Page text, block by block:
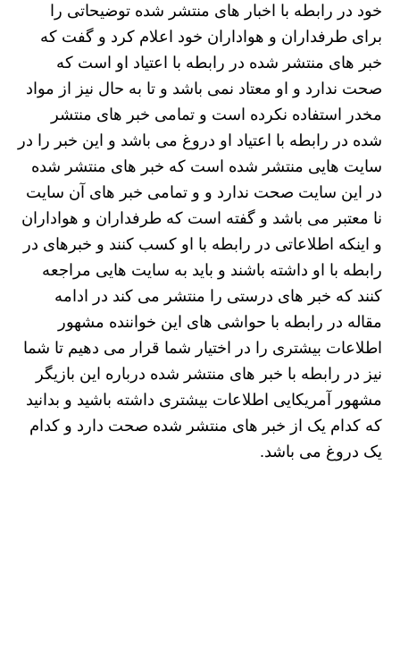
خود در رابطه با اخبار های منتشر شده توضیحاتی را
برای طرفداران و هواداران خود اعلام کرد و گفت که
خبر های منتشر شده در رابطه با اعتیاد او است که
صحت ندارد و او معتاد نمی باشد و تا به حال نیز از مواد
مخدر استفاده نکرده است و تمامی خبر های منتشر
شده در رابطه با اعتیاد او دروغ می باشد و این خبر را در
سایت‌ هایی منتشر شده است که خبر های منتشر شده
در این سایت صحت ندارد و و تمامی خبر های آن سایت
نا معتبر می باشد و گفته است که طرفداران و هواداران
و اینکه اطلاعاتی در رابطه با او کسب کنند و خبرهای در
رابطه با او داشته باشند و باید به سایت هایی مراجعه
کنند که خبر های درستی را منتشر می ‌کند در ادامه
مقاله در رابطه با حواشی های این خواننده مشهور
اطلاعات بیشتری را در اختیار شما قرار می دهیم تا شما
نیز در رابطه با خبر های منتشر شده درباره این بازیگر
مشهور آمریکایی اطلاعات بیشتری داشته باشید و بدانید
که کدام یک از خبر های منتشر شده صحت دارد و کدام
یک دروغ می باشد.